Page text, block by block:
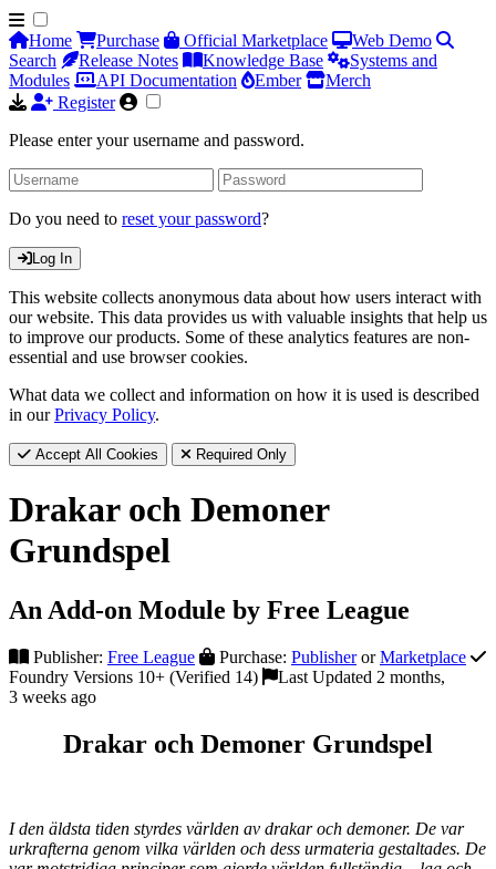
Home Purchase Official Marketplace
Web Demo
Search
Release Notes Knowledge Base
Systems and
Modules
API Documentation Ember
Merch
Register
Please enter your username and password.
Do you need to reset your password?
Log In
This website collects anonymous data about how users interact with
our website. This data provides us with valuable insights that help us
to improve our products. Some of these analytics features are non-
essential and use browser cookies.
What data we collect and information on how it is used is described
in ourPrivacy Policy.
Accept All Cookies Required Only
Drakar och Demoner
Grundspel
An Add-on Module by Free League
Publisher: Free League Purchase: PublisherorMarketplace
Foundry Versions 10+ (Verified 14)
Last Updated 2 months,
3 weeks ago
Drakar och Demoner Grundspel
I den äldsta tiden styrdes världen av drakar och demoner. De var
urkrafterna genom vilka världen och dess urmateria gestaltades. De